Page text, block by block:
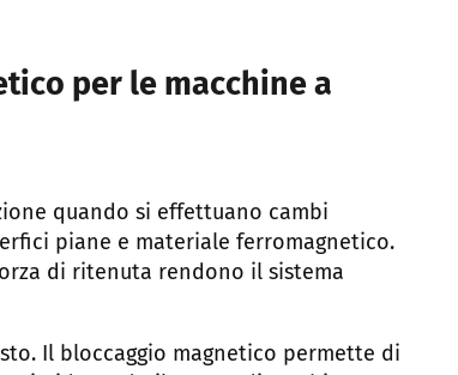
per le macchine a
quando si effettuano cambi
piane e materiale ferromagnetico.
di ritenuta rendono il sistema
Il bloccaggio magnetico permette di